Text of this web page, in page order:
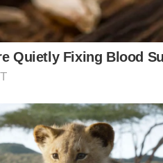
perkara itu dua bulan
Ghau Ghau.